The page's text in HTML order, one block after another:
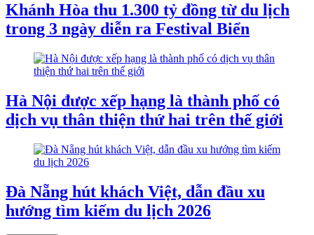
Khánh Hòa thu 1.300 tỷ đồng từ du lịch
trong 3 ngày diễn ra Festival Biển
Hà Nội được xếp hạng là thành phố có
dịch vụ thân thiện thứ hai trên thế giới
Đà Nẵng hút khách Việt, dẫn đầu xu
hướng tìm kiếm du lịch 2026